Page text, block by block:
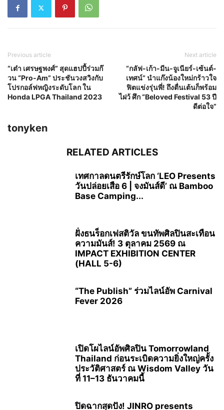
Previous article
“เต๋า เศรษฐพงศ์” สุดแฮปปี้ร่วมก๊
วน “Pro-Am” ประชันวงสวิงกับ
โปรกอล์ฟหญิงระดับโลก ใน
Honda LPGA Thailand 2023
Next article
“กลัฟ-เก้า-มีน-จูเนียร์-เซ้นต์-
เทศน์” นำแก๊งน้องใหม่กร้าวใจ
ฟิตแข่งรุ่นพี่! ถึงตื่นเต้นก็พร้อม
ไฝว้ ศึก “Beloved Festival 53 ปี
ดีต่อใจ”
tonyken
RELATED ARTICLES
เทศกาลดนตรีรักษ์โลก ‘LEO Presents
วันปล่อยเสือ 6 | จงมันส์ดี’ ณ Bamboo
Base Camping...
ฝั่งธนร็อกเฟสติวัล ขนทัพศิลปินสะเทือน
ความมันส์! 3 ตุลาคม 2569 ณ
IMPACT EXHIBITION CENTER
(HALL 5-6)
“The Publish” ร่วมไลน์อัพ Carnival
Fever 2026
เปิดโผไลน์อัพศิลปิน Tomorrowland
Thailand ก่อนระเบิดความยิ่งใหญ่ครั้ง
ประวัติศาสตร์ ณ Wisdom Valley วัน
ที่ 11–13 ธันวาคมนี้
ปิดฉากสุดปัง! JINRO presents